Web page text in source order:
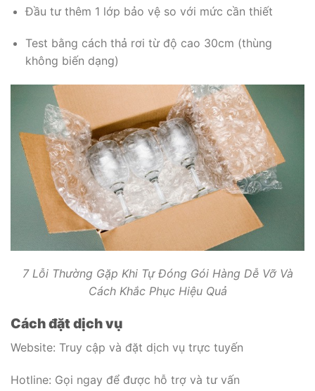
Đầu tư thêm 1 lớp bảo vệ so với mức cần thiết
Test bằng cách thả rơi từ độ cao 30cm (thùng
không biến dạng)
7 Lỗi Thường Gặp Khi Tự Đóng Gói Hàng Dễ Vỡ Và
Cách Khắc Phục Hiệu Quả
Cách đặt dịch vụ
Website: Truy cập và đặt dịch vụ trực tuyến
Hotline: Gọi ngay để được hỗ trợ và tư vấn